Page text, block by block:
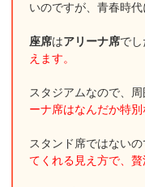
いのですが、青春時代
座席はアリーナ席で
えます。
スタジアムなので、
ーナ席はなんだか特別
スタンド席ではない
てくれる見え方で、贅